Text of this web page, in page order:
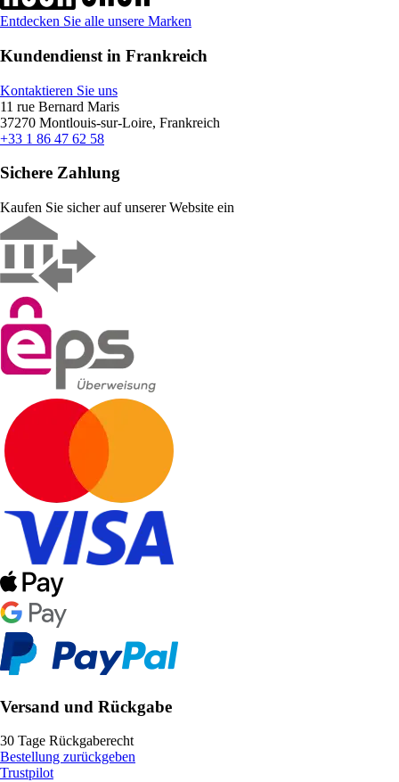
Entdecken Sie alle unsere Marken
Kundendienst in Frankreich
Kontaktieren Sie uns
11 rue Bernard Maris
37270 Montlouis-sur-Loire, Frankreich
+33 1 86 47 62 58
Sichere Zahlung
Kaufen Sie sicher auf unserer Website ein
Versand und Rückgabe
30 Tage Rückgaberecht
Bestellung zurückgeben
Trustpilot